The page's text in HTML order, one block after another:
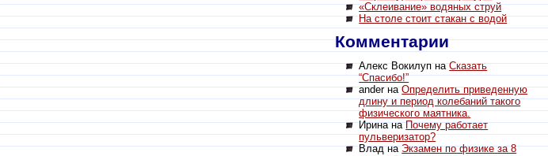
«Склеивание» водяных струй
На столе стоит стакан с водой
Комментарии
Алекс Вокилуп наСказать
“Спасибо!”
ander наОпределить приведенную
длину и период колебаний такого
физического маятника.
Ирина наПочему работает
пульверизатор?
Влад наЭкзамен по физике за 8